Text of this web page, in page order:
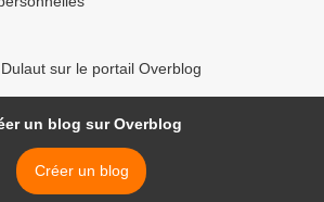
sur le portail Overblog
un blog sur Overblog
Créer un blog